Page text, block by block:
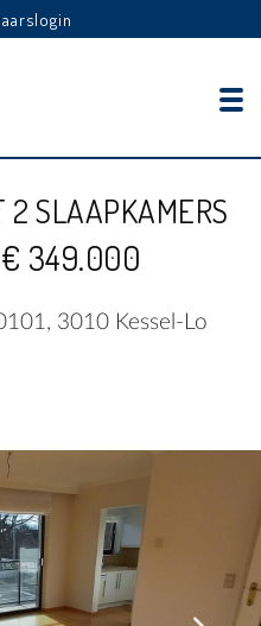
SLAAPKAMERS
349.000
3010 Kessel-Lo